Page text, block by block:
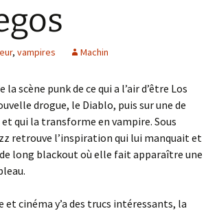
, vampires Machin
scène punk de ce qui a l’air d’être Los
drogue, le Diablo, puis sur une de
et qui la transforme en vampire. Sous
retrouve l’inspiration qui lui manquait et
long blackout où elle fait apparaître une
et cinéma y’a des trucs intéressants, la